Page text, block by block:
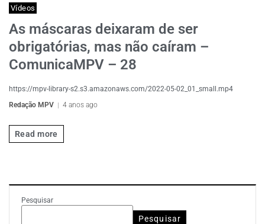
Vídeos
As máscaras deixaram de ser
obrigatórias, mas não caíram –
ComunicaMPV – 28
https://mpv-library-s2.s3.amazonaws.com/2022-05-02_01_small.mp4
Redação MPV
4 anos ago
Read more
Pesquisar
Pesquisar